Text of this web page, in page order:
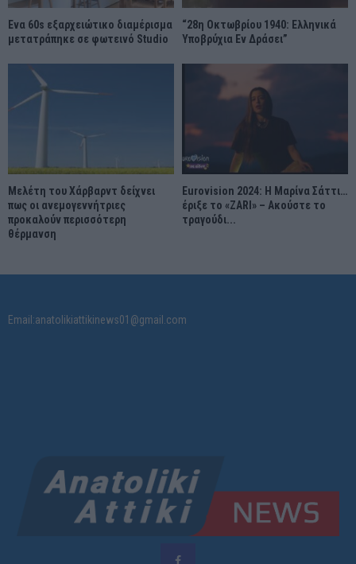
Ένα 60s εξαρχειώτικο διαμέρισμα
μετατράπηκε σε φωτεινό Studio
“28η Οκτωβρίου 1940: Ελληνικά
Υποβρύχια Εν Δράσει”
Μελέτη του Χάρβαρντ δείχνει
πως οι ανεμογεννήτριες
προκαλούν περισσότερη
θέρμανση
Eurovision 2024: Η Μαρίνα Σάττι…
έριξε το «ZARI» – Ακούστε το
τραγούδι...
Email:anatolikiattikinews01@gmail.com